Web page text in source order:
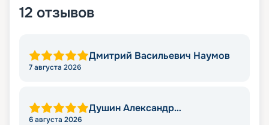
12 отзывов
Дмитрий Васильевич Наумов
7 августа 2026
Душин Александр
Александрович
6 августа 2026